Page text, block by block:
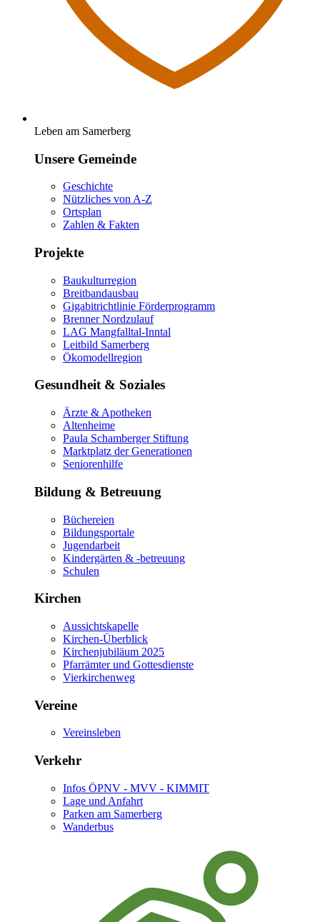
Leben am Samerberg
Unsere Gemeinde
Geschichte
Nützliches von A-Z
Ortsplan
Zahlen & Fakten
Projekte
Baukulturregion
Breitbandausbau
Gigabitrichtlinie Förderprogramm
Brenner Nordzulauf
LAG Mangfalltal-Inntal
Leitbild Samerberg
Ökomodellregion
Gesundheit & Soziales
Ärzte & Apotheken
Altenheime
Paula Schamberger Stiftung
Marktplatz der Generationen
Seniorenhilfe
Bildung & Betreuung
Büchereien
Bildungsportale
Jugendarbeit
Kindergärten & -betreuung
Schulen
Kirchen
Aussichtskapelle
Kirchen-Überblick
Kirchenjubiläum 2025
Pfarrämter und Gottesdienste
Vierkirchenweg
Vereine
Vereinsleben
Verkehr
Infos ÖPNV - MVV - KIMMIT
Lage und Anfahrt
Parken am Samerberg
Wanderbus